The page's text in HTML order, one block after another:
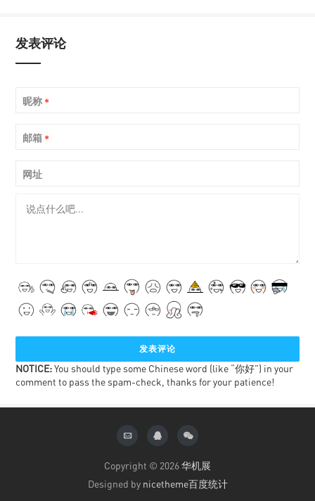
发表评论
昵称 *
邮箱 *
网址
NOTICE:You should type some Chinese word (like “你好”) in your
comment to pass the spam-check, thanks for your patience!
Copyright © 2026华机展
Designed by nicetheme百度统计